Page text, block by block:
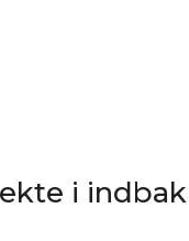
i